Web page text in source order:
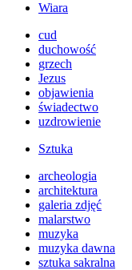
Wiara
cud
duchowość
grzech
Jezus
objawienia
świadectwo
uzdrowienie
Sztuka
archeologia
architektura
galeria zdjęć
malarstwo
muzyka
muzyka dawna
sztuka sakralna